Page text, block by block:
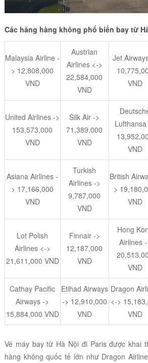
Các hãng hàng không phổ biến bay từ
Malaysia Airline -
> 12,808,000
VND
Austrian
Airlines <->
22,584,000
VND
Jet
VND
United Airlines ->
153,573,000
VND
Silk Air ->
71,389,000
VND
Lufthansa
VND
Asiana Airlines -
> 17,166,000
VND
Turkish
Airlines ->
9,787,000
VND
British
>
VND
Lot Polish
Airlines <->
21,611,000 VND
Finnair ->
12,187,000
VND
Hong
Airlines
VND
Cathay Pacific
Airways ->
15,884,000 VND
Etihad Airways
-> 12,910,000
VND
Dragon
<->
VND
Vé máy bay từ Hà Nội đi Paris được khai
hàng không quốc tế lớn như Dragon